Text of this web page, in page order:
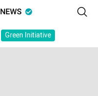
Green Initiative